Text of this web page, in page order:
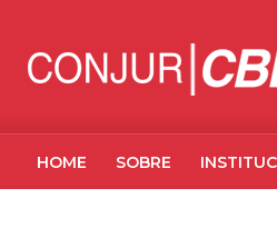
HOME SOBRE